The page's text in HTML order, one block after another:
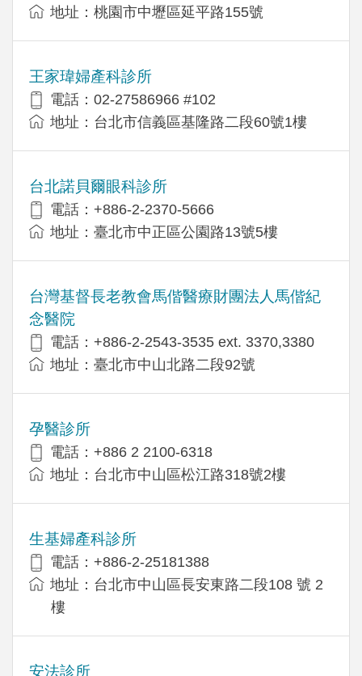
地址：桃園市中壢區延平路155號
王家瑋婦產科診所
電話：02-27586966 #102
地址：台北市信義區基隆路二段60號1樓
台北諾貝爾眼科診所
電話：+886-2-2370-5666
地址：臺北市中正區公園路13號5樓
台灣基督長老教會馬偕醫療財團法人馬偕紀
念醫院
電話：+886-2-2543-3535 ext. 3370,3380
地址：臺北市中山北路二段92號
孕醫診所
電話：+886 2 2100-6318
地址：台北市中山區松江路318號2樓
生基婦產科診所
電話：+886-2-25181388
地址：台北市中山區長安東路二段108 號 2
樓
安法診所